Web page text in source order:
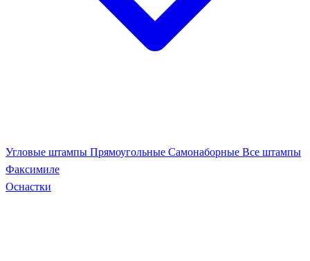
Угловые штампы Прямоугольные Самонаборные Все штампы
Факсимиле
Оснастки